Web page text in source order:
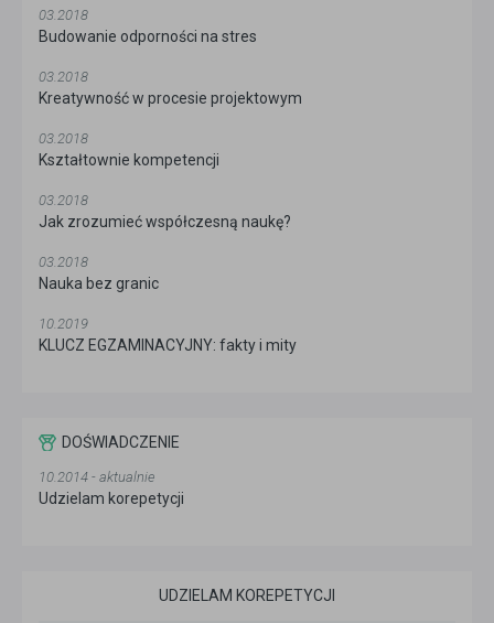
03.2018
Budowanie odporności na stres
03.2018
Kreatywność w procesie projektowym
03.2018
Kształtownie kompetencji
03.2018
Jak zrozumieć współczesną naukę?
03.2018
Nauka bez granic
10.2019
KLUCZ EGZAMINACYJNY: fakty i mity
DOŚWIADCZENIE
10.2014 - aktualnie
Udzielam korepetycji
UDZIELAM KOREPETYCJI